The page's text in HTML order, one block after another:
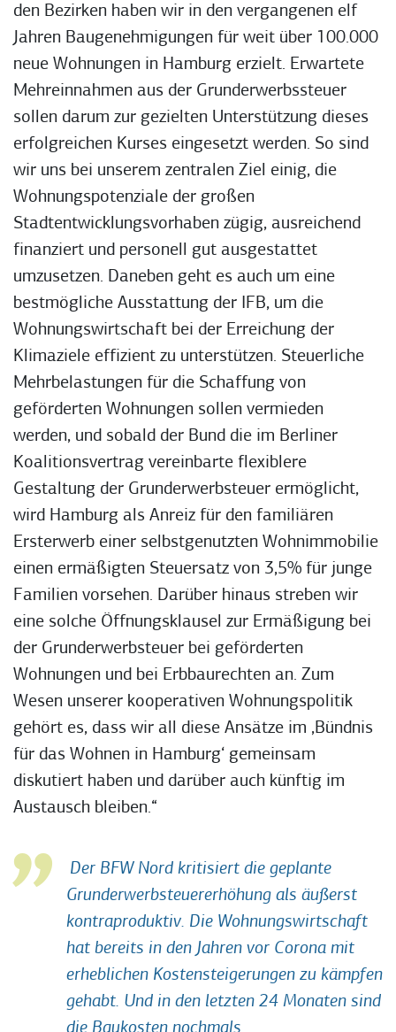
den Bezirken haben wir in den vergangenen elf
Jahren Baugenehmigungen für weit über 100.000
neue Wohnungen in Hamburg erzielt. Erwartete
Mehreinnahmen aus der Grunderwerbssteuer
sollen darum zur gezielten Unterstützung dieses
erfolgreichen Kurses eingesetzt werden. So sind
wir uns bei unserem zentralen Ziel einig, die
Wohnungspotenziale der großen
Stadtentwicklungsvorhaben zügig, ausreichend
finanziert und personell gut ausgestattet
umzusetzen. Daneben geht es auch um eine
bestmögliche Ausstattung der IFB, um die
Wohnungswirtschaft bei der Erreichung der
Klimaziele effizient zu unterstützen. Steuerliche
Mehrbelastungen für die Schaffung von
geförderten Wohnungen sollen vermieden
werden, und sobald der Bund die im Berliner
Koalitionsvertrag vereinbarte flexiblere
Gestaltung der Grunderwerbsteuer ermöglicht,
wird Hamburg als Anreiz für den familiären
Ersterwerb einer selbstgenutzten Wohnimmobilie
einen ermäßigten Steuersatz von 3,5% für junge
Familien vorsehen. Darüber hinaus streben wir
eine solche Öffnungsklausel zur Ermäßigung bei
der Grunderwerbsteuer bei geförderten
Wohnungen und bei Erbbaurechten an. Zum
Wesen unserer kooperativen Wohnungspolitik
gehört es, dass wir all diese Ansätze im ‚Bündnis
für das Wohnen in Hamburg‘ gemeinsam
diskutiert haben und darüber auch künftig im
Austausch bleiben.“
Der BFW Nord kritisiert die geplante
Grunderwerbsteuererhöhung als äußerst
kontraproduktiv. Die Wohnungswirtschaft
hat bereits in den Jahren vor Corona mit
erheblichen Kostensteigerungen zu kämpfen
gehabt. Und in den letzten 24 Monaten sind
die Baukosten nochmals